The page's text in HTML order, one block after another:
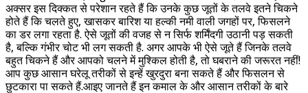
अक्सर इस दिक्कत से परेशान रहते हैं कि उनके कुछ जूतों के तलवे इतने चिकने
होते हैं कि चलते हुए, खासकर बारिश या हल्की नमी वाली जगहों पर, फिसलने
का डर लगा रहता है. ऐसे जूतों की वजह से न सिर्फ शर्मिंदगी उठानी पड़ सकती
है, बल्कि गंभीर चोट भी लग सकती है. अगर आपके भी ऐसे जूते हैं जिनके तलवे
बहुत चिकने हैं और आपको चलने में मुश्किल होती है, तो घबराने की जरूरत नहीं!
आप कुछ आसान घरेलू तरीकों से इन्हें खुरदुरा बना सकते हैं और फिसलन से
छुटकारा पा सकते हैं.आइए जानते हैं इन कमाल के और आसान तरीकों के बारे